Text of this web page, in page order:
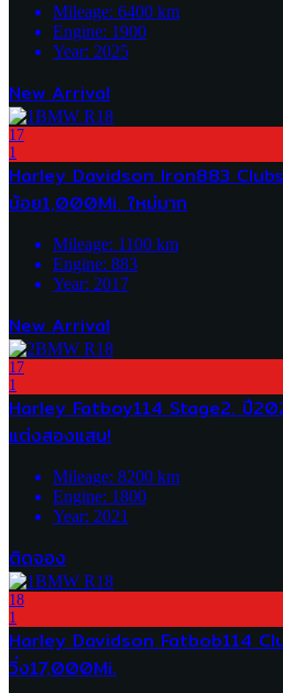
Mileage: 6400 km
Engine: 1900
Year: 2025
New Arrival
17
1
Harley Davidson Iron883
น้อย1,000Mi. ใหม่มาก
Mileage: 1100 km
Engine: 883
Year: 2017
New Arrival
17
1
Harley Fatboy114 Stage2. ปี
แต่งสองแสน!
Mileage: 8200 km
Engine: 1800
Year: 2021
ติดจอง
18
1
Harley Davidson Fatbob114
วิ่ง17,000Mi.